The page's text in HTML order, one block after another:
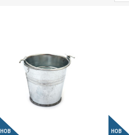
НОВ НОВ